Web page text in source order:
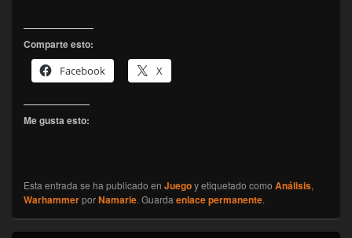
Comparte esto:
Facebook
X
Me gusta esto:
Esta entrada se ha publicado en Juegoy etiquetado como Análisis,
WarhammerporNamarie. Guarda enlace permanente.